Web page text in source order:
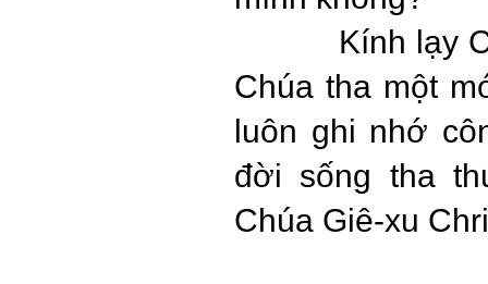
Kính lạy
Chúa tha một
luôn ghi nhớ
đời sống tha
Chúa Giê-xu